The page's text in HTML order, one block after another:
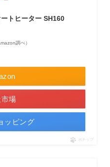
トヒーター SH160
調べ）
場
ッピング
ポチップ